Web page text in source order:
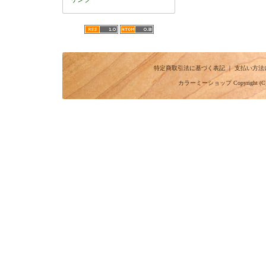
特定商取引法に基づく表記｜支払い方法
カラーミーショップCopyright